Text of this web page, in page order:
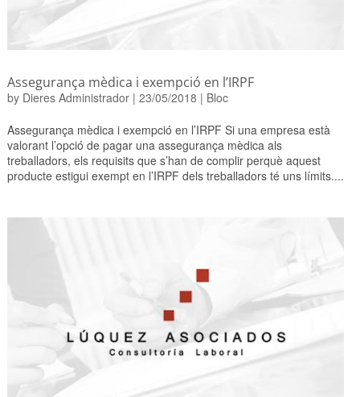
Assegurança mèdica i exempció en l’IRPF
by Dieres Administrador| 23/05/2018 | Bloc
Assegurança mèdica i exempció en l’IRPF Si una empresa està
valorant l’opció de pagar una assegurança mèdica als
treballadors, els requisits que s’han de complir perquè aquest
producte estigui exempt en l’IRPF dels treballadors té uns límits....